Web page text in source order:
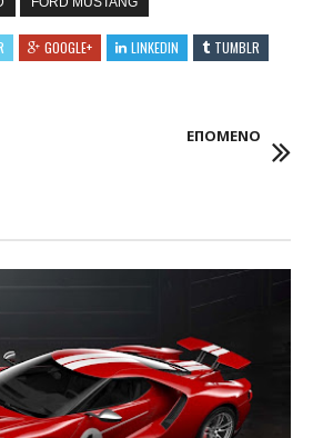
GOOGLE+ LINKEDIN
TUMBLR
ΕΠΟΜΕΝΟ